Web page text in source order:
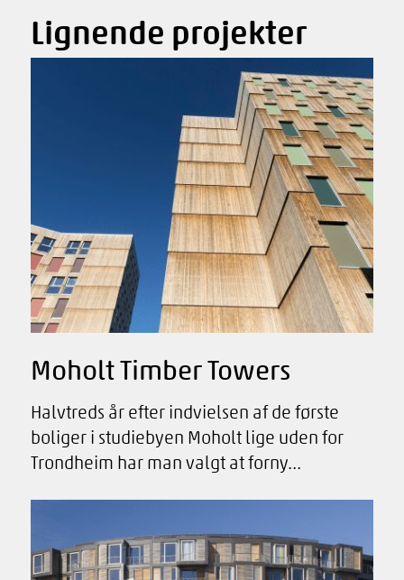
Lignende projekter
Moholt Timber Towers
Halvtreds år efter indvielsen af ​​de første
boliger i studiebyen Moholt lige uden for
Trondheim har man valgt at forny...